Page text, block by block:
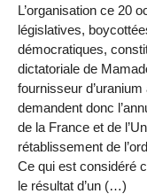
L’organisation ce 20
législatives,
démocratiques,
dictatoriale de
fournisseur
demandent donc
de la France et de
rétablissement de
Ce qui est considéré
le résultat d’un (…)